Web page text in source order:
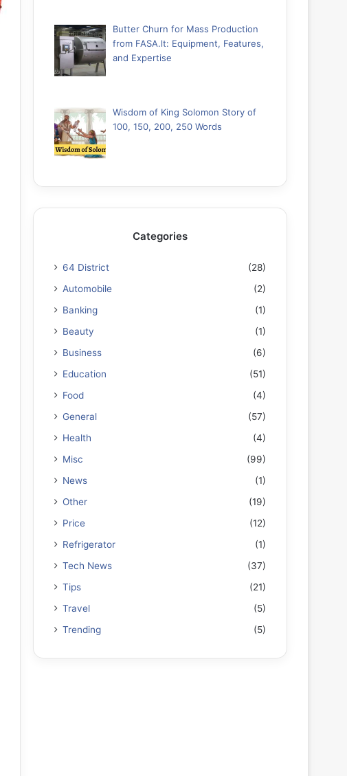
Butter Churn for Mass Production
from FASA.lt: Equipment, Features,
and Expertise
Wisdom of King Solomon Story of
100, 150, 200, 250 Words
Categories
64 District
(28)
Automobile
(2)
Banking
(1)
Beauty
(1)
Business
(6)
Education
(51)
Food
(4)
General
(57)
Health
(4)
Misc
(99)
News
(1)
Other
(19)
Price
(12)
Refrigerator
(1)
Tech News
(37)
Tips
(21)
Travel
(5)
Trending
(5)